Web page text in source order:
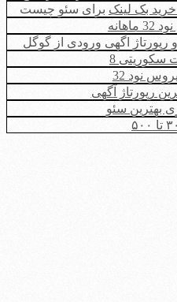
بک لینک برای سئو چیست
و رپورتاژ اگهی ورودی از گوگل
سکوریتی 8
نود 32
رپورتاژ آگهی
بهترین سئو